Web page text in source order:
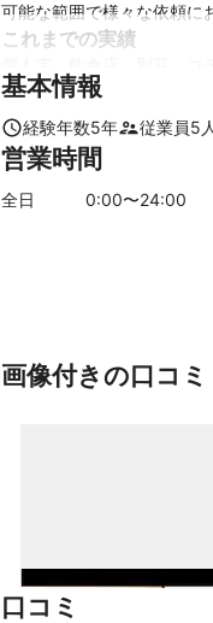
可能な範囲で様々な依頼に
これまでの実績
アピールポイント
林業や大工、配送業などい
基本情報
経験年数5年 従業員5 人
営業時間
全日 0:00〜24:00
画像付きの口コミ
口コミ